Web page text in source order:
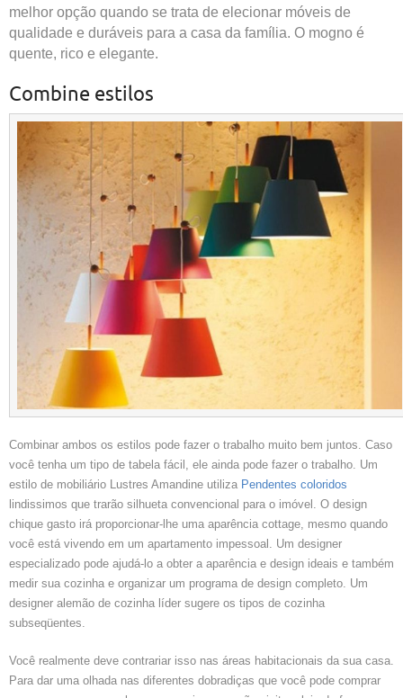
melhor opção quando se trata de elecionar móveis de
qualidade e duráveis ​​para a casa da família. O mogno é
quente, rico e elegante.
Combine estilos
Combinar ambos os estilos pode fazer o trabalho muito bem juntos. Caso
você tenha um tipo de tabela fácil, ele ainda pode fazer o trabalho. Um
estilo de mobiliário Lustres Amandine utiliza Pendentes coloridos
lindissimos que trarão silhueta convencional para o imóvel. O design
chique gasto irá proporcionar-lhe uma aparência cottage, mesmo quando
você está vivendo em um apartamento impessoal. Um designer
especializado pode ajudá-lo a obter a aparência e design ideais e também
medir sua cozinha e organizar um programa de design completo. Um
designer alemão de cozinha líder sugere os tipos de cozinha
subseqüentes.
Você realmente deve contrariar isso nas áreas habitacionais da sua casa.
Para dar uma olhada nas diferentes dobradiças que você pode comprar